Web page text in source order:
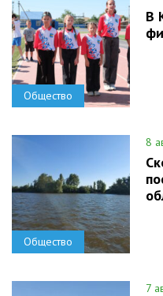
Общество
В
Общество
8
7